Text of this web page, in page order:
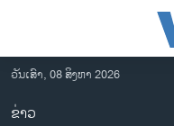
ເຂົ້າ
ຫາ
ວັນເສົາ, 08 ສິງຫາ 2026
ຂ່າວ